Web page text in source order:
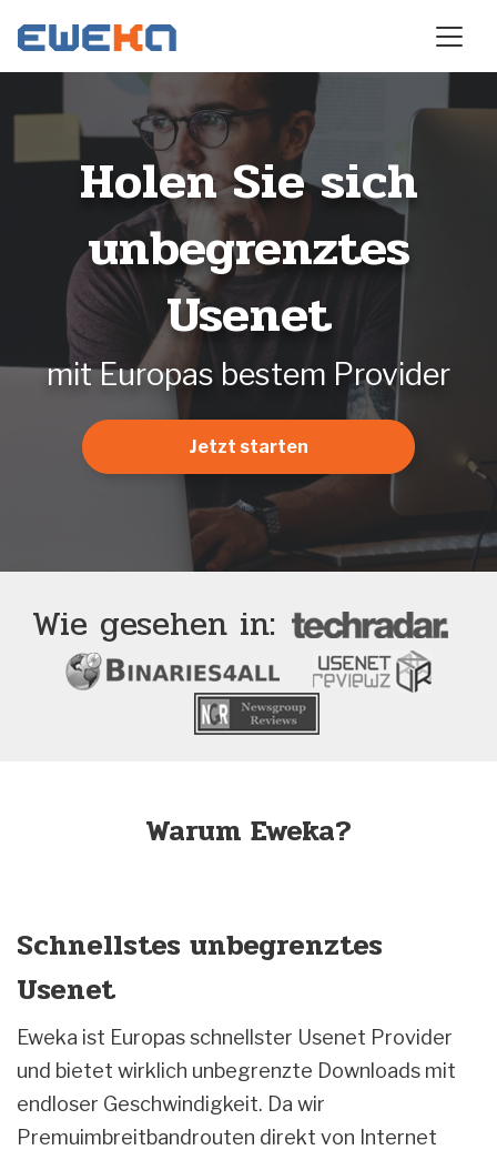
Holen Sie sich
unbegrenztes
Usenet
mit Europas bestem Provider
Jetzt starten
Wie gesehen in:
Warum Eweka?
Schnellstes unbegrenztes
Usenet
Eweka ist Europas schnellster Usenet Provider
und bietet wirklich unbegrenzte Downloads mit
endloser Geschwindigkeit. Da wir
Premuimbreitbandrouten direkt von Internet